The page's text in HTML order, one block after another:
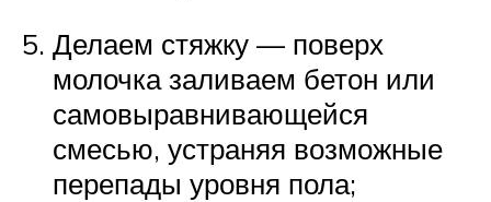
Делаем стяжку — поверх
молочка заливаем бетон или
самовыравнивающейся
смесью, устраняя возможные
перепады уровня пола;